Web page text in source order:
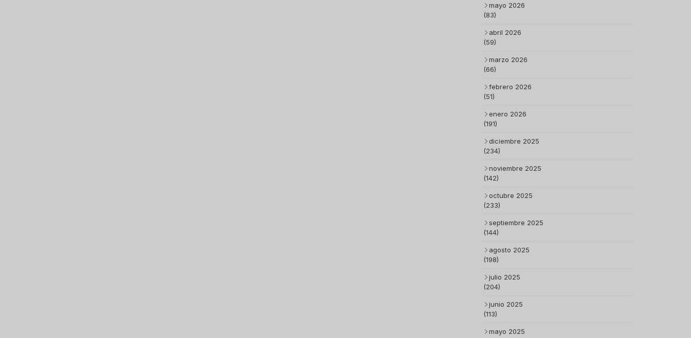
mayo 2026
(83)
abril 2026
(59)
marzo 2026
(66)
febrero 2026
(51)
enero 2026
(191)
diciembre 2025
(234)
noviembre 2025
(142)
octubre 2025
(233)
septiembre 2025
(144)
agosto 2025
(198)
julio 2025
(204)
junio 2025
(113)
mayo 2025